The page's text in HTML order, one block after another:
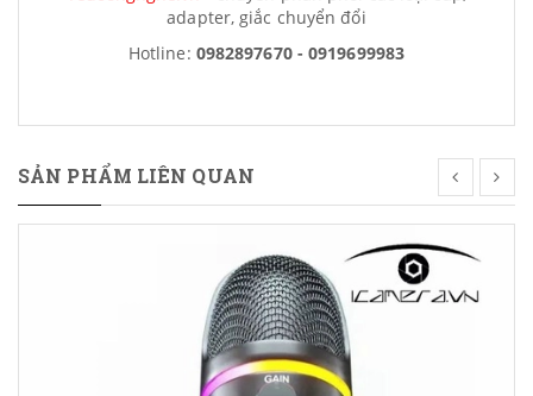
adapter, giắc chuyển đổi
Hotline: 0982897670 - 0919699983
SẢN PHẨM LIÊN QUAN